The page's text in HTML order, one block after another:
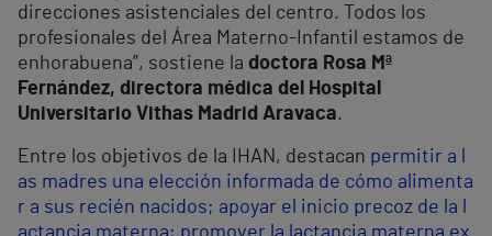
direcciones asistenciales del centro. Todos los
profesionales del Área Materno-Infantil estamos de
enhorabuena”, sostiene la doctora Rosa Mª
Fernández, directora médica del Hospital
Universitario Vithas Madrid Aravaca.
Entre los objetivos de la IHAN, destacan permitir a l
as madres una elección informada de cómo alimenta
r a sus recién nacidos; apoyar el inicio precoz de la l